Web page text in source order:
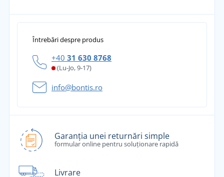
Întrebări despre produs
+40 31 630 8768
(Lu-Jo, 9-17)
info@bontis.ro
Garanția unei returnări simple
formular online pentru soluționare rapidă
Livrare